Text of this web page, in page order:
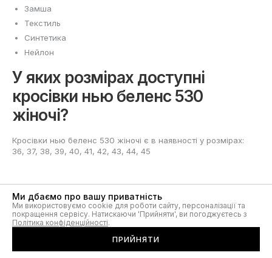
Замша
Текстиль
Синтетика
Нейлон
У яких розмірах доступні
кросівки нью беленс 530
жіночі?
Кросівки нью беленс 530 жіночі є в наявності у розмірах:
36, 37, 38, 39, 40, 41, 42, 43, 44, 45
Жіночі кросівки New Balance
530: вибір для активного
Ми дбаємо про вашу приватність
Ми використовуємо cookie для роботи сайту, персоналізації та
покращення сервісу. Натискаючи 'Прийняти', ви погоджуєтесь з
Політика конфіденційності.
ПРИЙНЯТИ